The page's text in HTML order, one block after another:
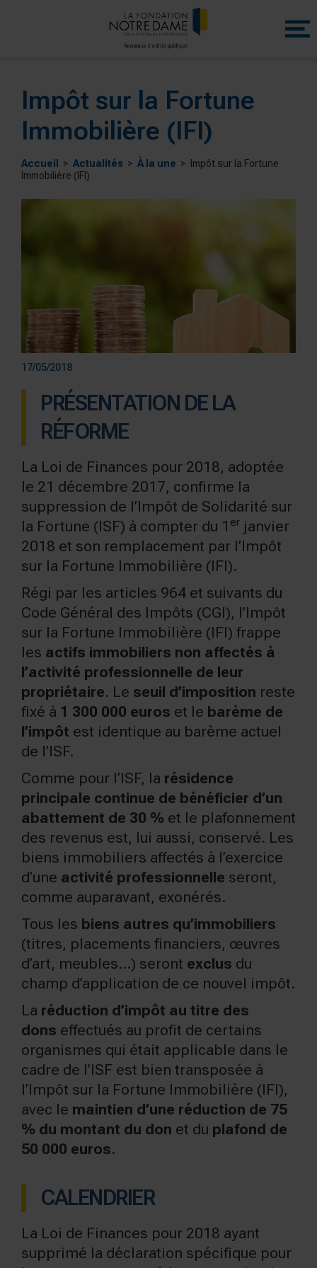
Menu
Impôt sur la Fortune
Immobilière (IFI)
Accueil Actualités À la une
Impôt sur la Fortune
Immobilière (IFI)
17/05/2018
PRÉSENTATION DE LA
RÉFORME
La Loi de Finances pour 2018, adoptée
le 21 décembre 2017, confirme la
suppression de l’Impôt de Solidarité sur
la Fortune (ISF) à compter du 1 er janvier
2018 et son remplacement par l’Impôt
sur la Fortune Immobilière (IFI).
Régi par les articles 964 et suivants du
Code Général des Impôts (CGI), l’Impôt
sur la Fortune Immobilière (IFI) frappe
les actifs immobiliers non affectés à
l’activité professionnelle de leur
propriétaire. Le seuil d’imposition reste
fixé à 1 300 000 euros et le barème de
l’impôt est identique au barème actuel
de l’ISF.
Comme pour l’ISF, la résidence
principale continue de bénéficier d’un
abattement de 30 % et le plafonnement
des revenus est, lui aussi, conservé. Les
biens immobiliers affectés à l’exercice
d’une activité professionnelle seront,
comme auparavant, exonérés.
Tous les biens autres qu’immobiliers
(titres, placements financiers, œuvres
d’art, meubles…) seront exclus du
champ d’application de ce nouvel impôt.
La réduction d’impôt au titre des
dons effectués au profit de certains
organismes qui était applicable dans le
cadre de l’ISF est bien transposée à
l’Impôt sur la Fortune Immobilière (IFI),
avec le maintien d’une réduction de 75
% du montant du don et du plafond de
50 000 euros.
CALENDRIER
La Loi de Finances pour 2018 ayant
supprimé la déclaration spécifique pour